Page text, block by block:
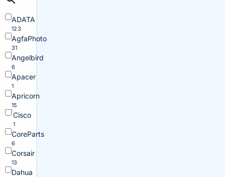
ADATA
123
AgfaPhoto
31
Angelbird
6
Apacer
1
Apricorn
15
Cisco
1
CoreParts
6
Corsair
13
Dahua